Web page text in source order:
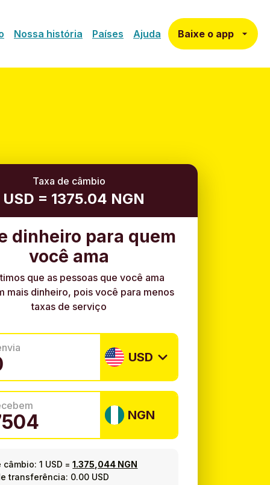
Nossa história Países Ajuda Baixe o app
Taxa de câmbio
USD = 1375.04 NGN
dinheiro para quem
você ama
que as pessoas que você ama
mais dinheiro, pois você para menos
taxas de serviço
USD
NGN
câmbio: 1 USD =1.375,044 NGN
transferência: 0.00 USD